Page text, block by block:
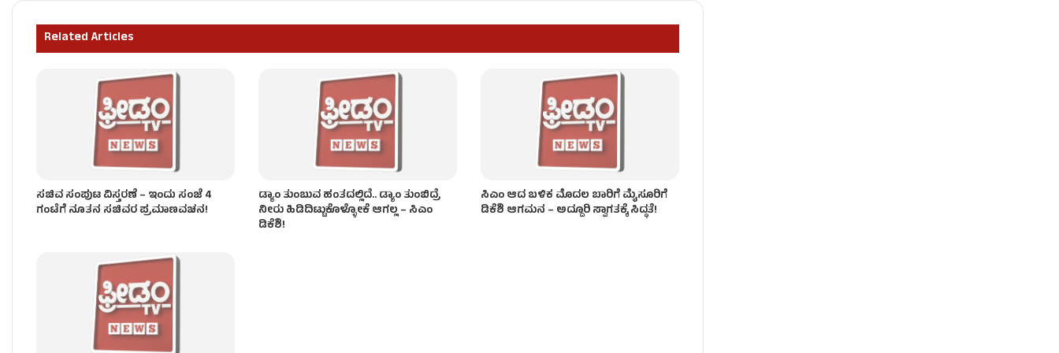
ಸಂಪುಟ ವಿಸ್ತರಣೆ ಬೆನ್ನಲ್ಲೇ ʻಕೈʼ ಪಾಳಯದಲ್ಲಿ ಭುಗಿಲೆದ್ದ ಬಂಡಾಯ!
Related Articles
ಸಚಿವ ಸಂಪುಟ ವಿಸ್ತರಣೆ – ಇಂದು ಸಂಜೆ 4
ಗಂಟೆಗೆ ನೂತನ ಸಚಿವರ ಪ್ರಮಾಣವಚನ!
ಡ್ಯಾಂ ತುಂಬುವ ಹಂತದಲ್ಲಿದೆ.. ಡ್ಯಾಂ ತುಂಬಿದ್ರೆ
ನೀರು ಹಿಡಿದಿಟ್ಟುಕೊಳ್ಳೋಕೆ ಆಗಲ್ಲ – ಸಿಎಂ
ಡಿಕೆಶಿ!
ಸಿಎಂ ಆದ ಬಳಿಕ ಮೊದಲ ಬಾರಿಗೆ ಮೈಸೂರಿಗೆ
ಡಿಕೆಶಿ ಆಗಮನ – ಅದ್ದೂರಿ ಸ್ವಾಗತಕ್ಕೆ ಸಿದ್ಧತೆ!